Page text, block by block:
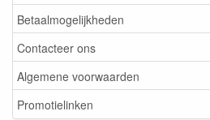
Betaalmogelijkheden
Contacteer ons
Algemene voorwaarden
Promotielinken